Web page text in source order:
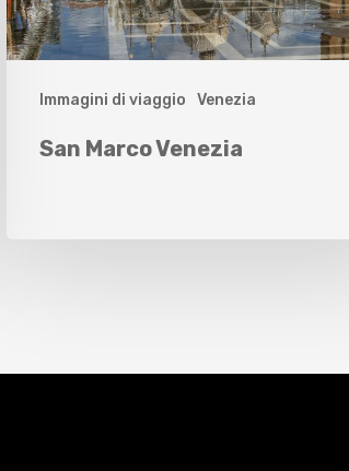
Immagini di viaggio Venezia
San Marco Venezia